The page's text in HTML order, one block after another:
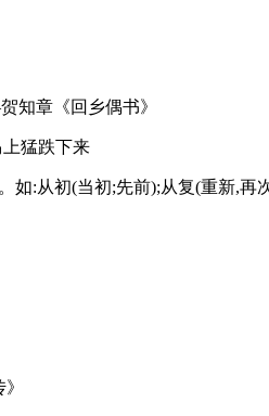
知章《回乡偶书》
猛跌下来
如:从初(当初;先前);从复(重新,再